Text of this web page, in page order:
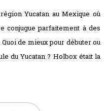
Yucatan au Mexique où
conjugue parfaitement à des
de mieux pour débuter ou
du Yucatan ? Holbox était la